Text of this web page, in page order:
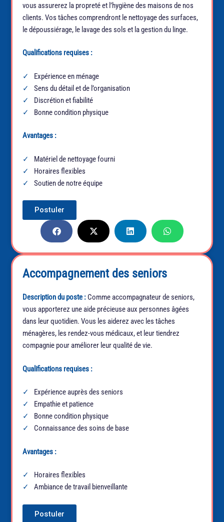
vous assurerez la propreté et l’hygiène des maisons de nos
clients. Vos tâches comprendront le nettoyage des surfaces,
le dépoussiérage, le lavage des sols et la gestion du linge.
Qualifications requises :
Expérience en ménage
Sens du détail et de l’organisation
Discrétion et fiabilité
Bonne condition physique
Avantages :
Matériel de nettoyage fourni
Horaires flexibles
Soutien de notre équipe
Postuler
Accompagnement des seniors
Description du poste : Comme accompagnateur de seniors,
vous apporterez une aide précieuse aux personnes âgées
dans leur quotidien. Vous les aiderez avec les tâches
ménagères, les rendez-vous médicaux, et leur tiendrez
compagnie pour améliorer leur qualité de vie.
Qualifications requises :
Expérience auprès des seniors
Empathie et patience
Bonne condition physique
Connaissance des soins de base
Avantages :
Horaires flexibles
Ambiance de travail bienveillante
Postuler